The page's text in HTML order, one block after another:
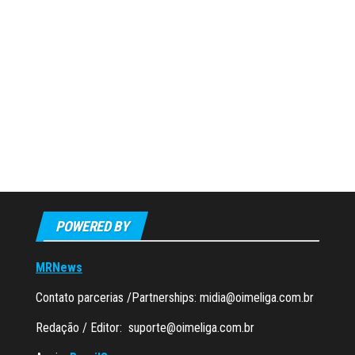
POWERED BY
MRNews
Contato parcerias /Partnerships: midia@oimeliga.com.br
Redação / Editor: suporte@oimeliga.com.br